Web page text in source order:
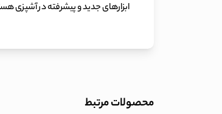
ابزارهای جدید و پیشرفته در آشپزی
محصولات مرتبط